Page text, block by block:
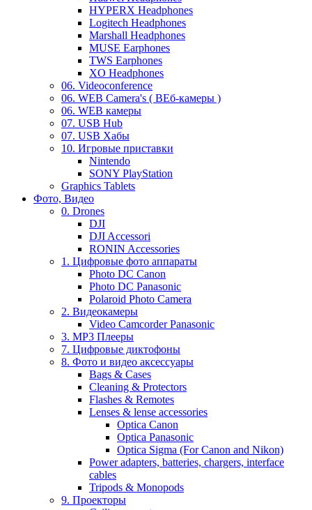
HYPERX Headphones
Logitech Headphones
Marshall Headphones
MUSE Earphones
TWS Earphones
XO Headphones
06. Videoconference
06. WEB Camera's ( ВЕб-камеры )
06. WEB камеры
07. USB Hub
07. USB Хабы
10. Игровые приставки
Nintendo
SONY PlayStation
Graphics Tablets
Фото, Видео
0. Drones
DJI
DJI Accessori
RONIN Accessories
1. Цифровые фото аппараты
Photo DC Canon
Photo DC Panasonic
Polaroid Photo Camera
2. Видеокамеры
Video Camcorder Panasonic
3. MP3 Плееры
7. Цифровые диктофоны
8. Фото и видео аксессуары
Bags & Cases
Cleaning & Protectors
Flashes & Remotes
Lenses & lense accessories
Optica Canon
Optica Panasonic
Optica Sigma (For Canon and Nikon)
Power adapters, batteries, chargers, interface
cables
Tripods & Monopods
9. Проекторы